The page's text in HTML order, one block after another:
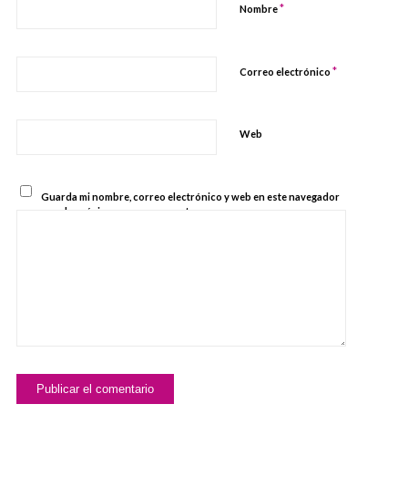
Nombre*
Correo electrónico *
Web
Guarda mi nombre, correo electrónico y web en este navegador
para la próxima vez que comente.